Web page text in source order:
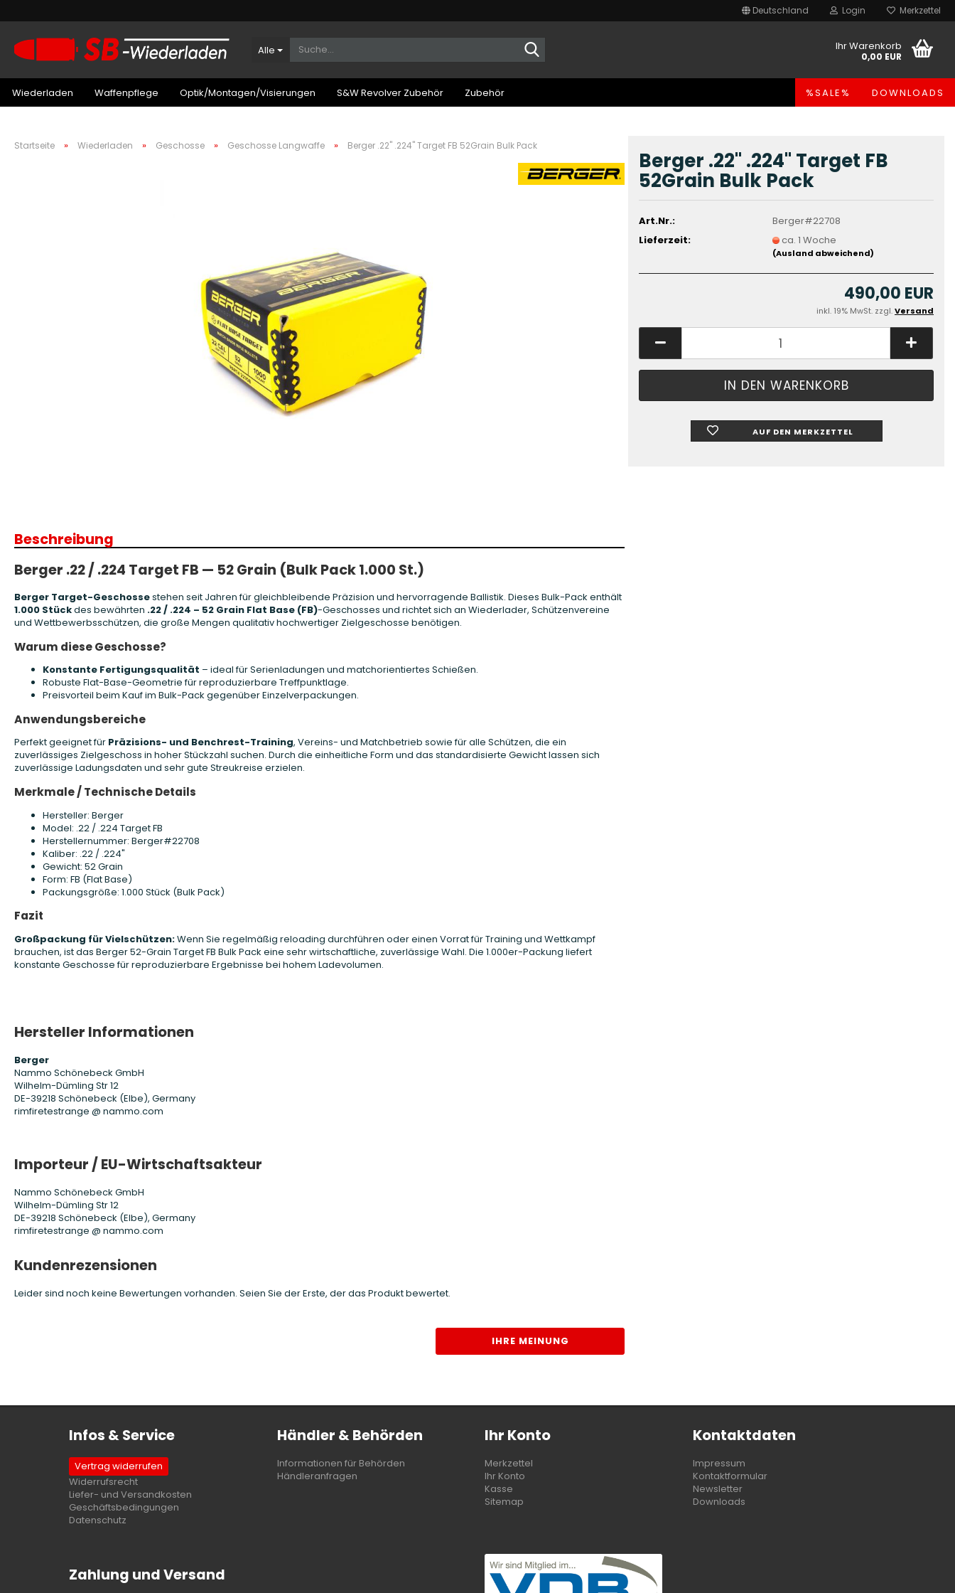
Deutschland Login Merkzettel
Alle
Suche... Ihr Warenkorb
0,00 EUR
Wiederladen
Ladepressen
Uniqutek Dillon Zubehör
Waffenpflege Optik/Montagen/Visierungen S&W Revolver Zubehör Zubehör %SALE% DOWNLOADS
Startseite » Wiederladen » Geschosse » Geschosse Langwaffe » Berger .22" .224" Target FB 52Grain Bulk Pack
Berger .22" .224" Target FB
52Grain Bulk Pack
Art.Nr.:
Berger#22708
Lieferzeit:
ca. 1 Woche
(Ausland abweichend)
490,00 EUR
inkl. 19% MwSt. zzgl.Versand
AUF DEN MERKZETTEL
Beschreibung
Berger .22 / .224 Target FB — 52 Grain (Bulk Pack 1.000 St.)
Berger Target-Geschossestehen seit Jahren für gleichbleibende Präzision und hervorragende Ballistik. Dieses Bulk-Pack enthält
1.000 Stückdes bewährten .22 / .224 – 52 Grain Flat Base (FB)-Geschosses und richtet sich an Wiederlader, Schützenvereine
und Wettbewerbs­schützen, die große Mengen qualitativ hochwertiger Zielgeschosse benötigen.
Warum diese Geschosse?
Konstante Fertigungsqualität – ideal für Serienladungen und matchorientiertes Schießen.
Robuste Flat-Base-Geometrie für reproduzierbare Treffpunktlage.
Preisvorteil beim Kauf im Bulk-Pack gegenüber Einzelverpackungen.
Anwendungsbereiche
Perfekt geeignet für Präzisions- und Benchrest-Training, Vereins- und Matchbetrieb sowie für alle Schützen, die ein
zuverlässiges Zielgeschoss in hoher Stückzahl suchen. Durch die einheitliche Form und das standardisierte Gewicht lassen sich
zuverlässige Ladungsdaten und sehr gute Streukreise erzielen.
Merkmale / Technische Details
Hersteller: Berger
Model: .22 / .224 Target FB
Herstellernummer: Berger#22708
Kaliber: .22 / .224"
Gewicht: 52 Grain
Form: FB (Flat Base)
Packungsgröße: 1.000 Stück (Bulk Pack)
Fazit
Großpackung für Vielschützen:Wenn Sie regelmäßig reloading durchführen oder einen Vorrat für Training und Wettkampf
brauchen, ist das Berger 52-Grain Target FB Bulk Pack eine sehr wirtschaftliche, zuverlässige Wahl. Die 1.000er-Packung liefert
konstante Geschosse für reproduzierbare Ergebnisse bei hohem Ladevolumen.
Hersteller Informationen
Berger
Nammo Schönebeck GmbH
Wilhelm-Dümling Str 12
DE-39218 Schönebeck (Elbe), Germany
rimfiretestrange @ nammo.com
Importeur / EU-Wirtschaftsakteur
Nammo Schönebeck GmbH
Wilhelm-Dümling Str 12
DE-39218 Schönebeck (Elbe), Germany
rimfiretestrange @ nammo.com
Kundenrezensionen
Leider sind noch keine Bewertungen vorhanden. Seien Sie der Erste, der das Produkt bewertet.
IHRE MEINUNG
Infos & Service
Vertrag widerrufen
Widerrufsrecht
Liefer- und Versandkosten
Geschäftsbedingungen
Datenschutz
Händler & Behörden
Informationen für Behörden
Händleranfragen
Ihr Konto
Merkzettel
Ihr Konto
Kasse
Sitemap
Kontaktdaten
Impressum
Kontaktformular
Newsletter
Downloads
Zahlung und Versand